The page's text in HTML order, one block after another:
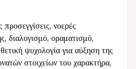
νοερές
διαλογισμό, οραματισμό,
ψυχολογία για αύξηση της
στοιχείων του χαρακτήρα,